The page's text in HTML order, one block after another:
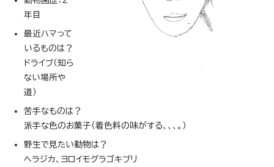
年目
最近ハマって
いるものは？
ドライブ（知ら
ない場所や
道）
苦手なものは？
派手な色のお菓子（着色料の味がする、、、。）
野生で見たい動物は？
ヘラジカ、ヨロイモグラゴキブリ